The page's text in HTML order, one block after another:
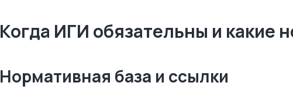
Когда ИГИ обязательны и какие
Нормативная база и ссылки